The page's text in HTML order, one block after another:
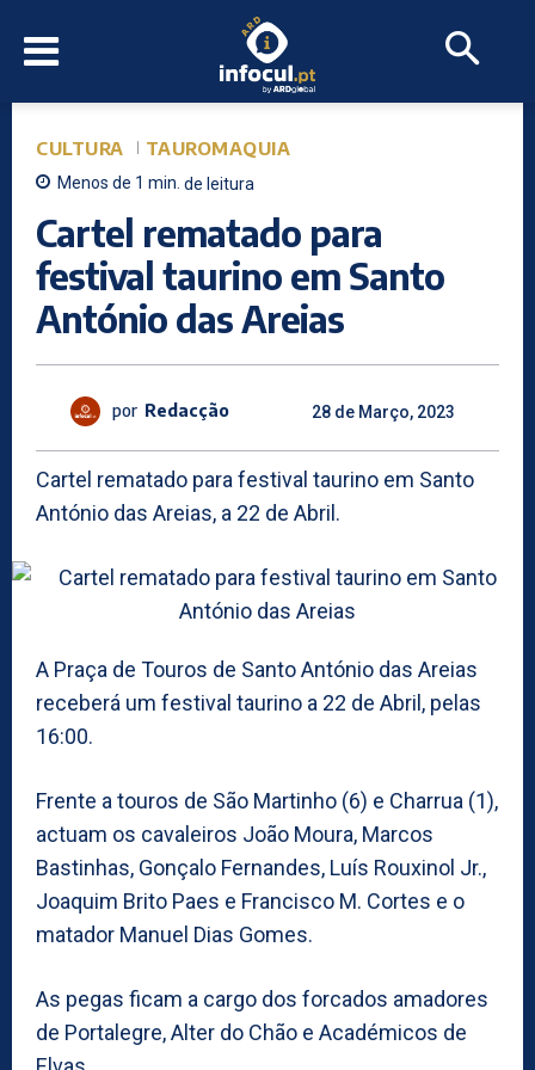
CULTURA TAUROMAQUIA
Menos de 1 min. de leitura
Cartel rematado para
festival taurino em Santo
António das Areias
por Redacção 28 de Março, 2023
Cartel rematado para festival taurino em Santo
António das Areias, a 22 de Abril.
A Praça de Touros de Santo António das Areias
receberá um festival taurino a 22 de Abril, pelas
16:00.
Frente a touros de São Martinho (6) e Charrua (1),
actuam os cavaleiros João Moura, Marcos
Bastinhas, Gonçalo Fernandes, Luís Rouxinol Jr.,
Joaquim Brito Paes e Francisco M. Cortes e o
matador Manuel Dias Gomes.
As pegas ficam a cargo dos forcados amadores
de Portalegre, Alter do Chão e Académicos de